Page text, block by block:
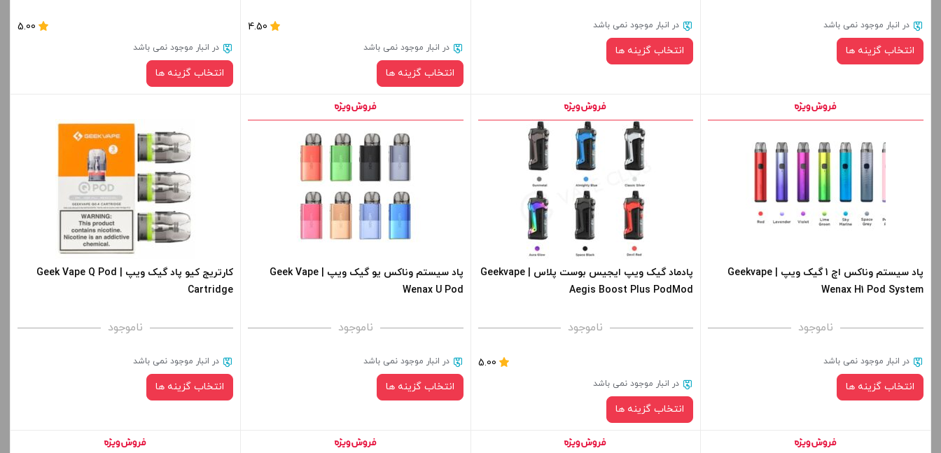
در انبار موجود نمی باشد
انتخاب گزینه ها
صاف
برای فعال شدن سبد خرید و نمایش قیمت ، گزینه
های محصول را از کادر بالا انتخاب کنید.
افزودن به سبد خرید
در انبار موجود نمی باشد
انتخاب گزینه ها
رنگ:
صاف
برای فعال شدن سبد خرید و نمایش قیمت ، گزینه
های محصول را از کادر بالا انتخاب کنید.
افزودن به سبد خرید
4.50
در انبار موجود نمی باشد
انتخاب گزینه ها
رنگ:
برای فعال شدن سبد خرید و نمایش قیمت ، گزینه
های محصول را از کادر بالا انتخاب کنید.
5.00
در انبار موجود نمی باشد
انتخاب گزینه ها
رنگ:
صاف
برای فعال شدن سبد خرید و نمایش قیمت ، گزینه
های محصول را از کادر بالا انتخاب کنید.
پاد سیستم وناکس اچ 1 گیک ویپ | Geekvape
Wenax H1 Pod System
ناموجود
در انبار موجود نمی باشد
انتخاب گزینه ها
پادماد گیک ویپ ایجیس بوست پلاس | Geekvape
Aegis Boost Plus PodMod
ناموجود
5.00
در انبار موجود نمی باشد
انتخاب گزینه ها
پاد سیستم وناکس یو گیک ویپ | Geek Vape
Wenax U Pod
ناموجود
در انبار موجود نمی باشد
انتخاب گزینه ها
کارتریج کیو پاد گیک ویپ | Geek Vape Q Pod
Cartridge
ناموجود
در انبار موجود نمی باشد
انتخاب گزینه ها